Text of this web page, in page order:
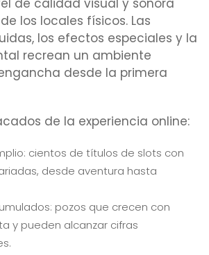
de calidad visual y sonora
los locales físicos. Las
los efectos especiales y la
recrean un ambiente
desde la primera
de la experiencia online:
cientos de títulos de slots con
desde aventura hasta
pozos que crecen con
y pueden alcanzar cifras